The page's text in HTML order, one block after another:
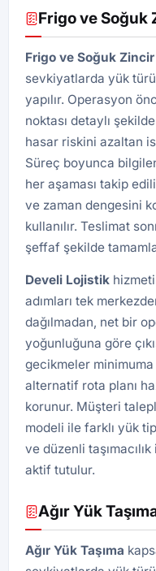
Frigo ve Soğuk
Frigo ve Soğuk Zincir
sevkiyatlarda yük
yapılır. Operasyon
noktası detaylı
hasar riskini azaltan
Süreç boyunca
her aşaması takip
ve zaman dengesini
kullanılır. Teslimat
şeffaf şekilde
Develi Lojistik
adımları tek
dağılmadan, net bir
yoğunluğuna göre
gecikmeler
alternatif rota planı
korunur. Müşteri
modeli ile farklı yük
ve düzenli
aktif tutulur.
Ağır Yük
Ağır Yük Taşıma